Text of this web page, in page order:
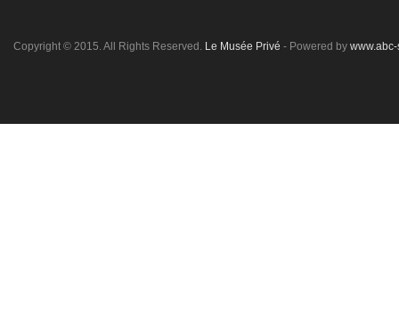
Copyright © 2015. All Rights Reserved. Le Musée Privé - Powered by